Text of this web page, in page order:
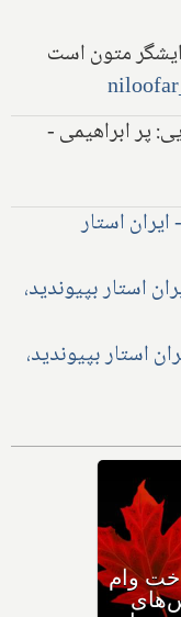
متون است
پر ابراهیمی -
ایران استار
استار بپیوندید،
استار بپیوندید،